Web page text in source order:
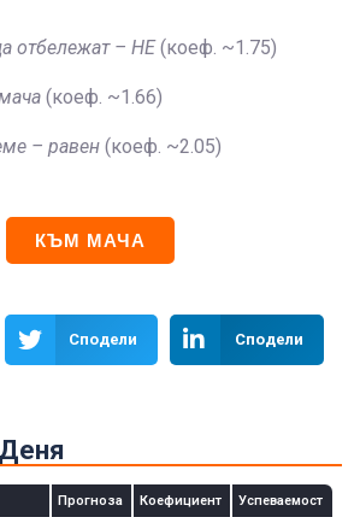
отбележат – НЕ(коеф. ~1.75)
(коеф. ~1.66)
– равен (коеф. ~2.05)
КЪМ МАЧА
Сподели Сподели
Прогноза Коефициент Успеваемост